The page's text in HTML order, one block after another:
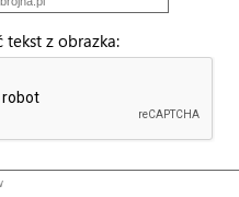
tekst z obrazka: